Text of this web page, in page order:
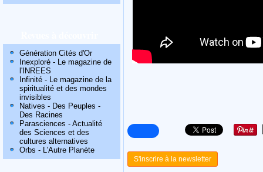
Génération Cités d'Or
Inexploré - Le magazine de
l'INREES
Infinité - Le magazine de la
spiritualité et des mondes
invisibles
Natives - Des Peuples -
Des Racines
Parasciences - Actualité
des Sciences et des
cultures alternatives
Orbs - L'Autre Planète
S'inscrire à la newsletter